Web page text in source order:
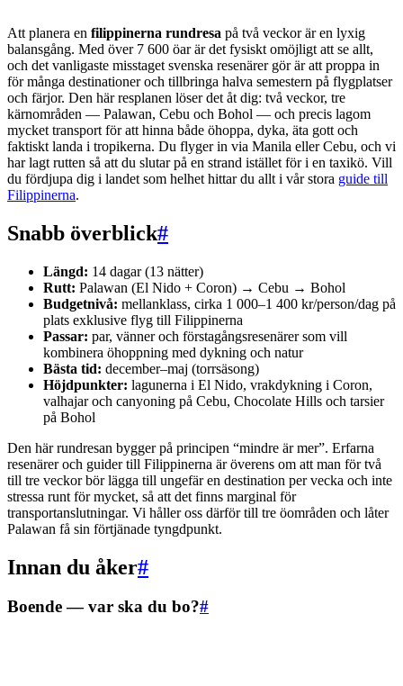
Att planera en filippinerna rundresa på två veckor är en lyxig
balansgång. Med över 7 600 öar är det fysiskt omöjligt att se allt,
och det vanligaste misstaget svenska resenärer gör är att proppa in
för många destinationer och tillbringa halva semestern på flygplatser
och färjor. Den här resplanen löser det åt dig: två veckor, tre
kärnområden — Palawan, Cebu och Bohol — och precis lagom
mycket transport för att hinna både öhoppa, dyka, äta gott och
faktiskt landa i tropikerna. Du flyger in via Manila eller Cebu, och vi
har lagt rutten så att du slutar på en strand istället för i en taxikö. Vill
du fördjupa dig i landet som helhet hittar du allt i vår stora guide till
Filippinerna.
Snabb överblick#
Längd: 14 dagar (13 nätter)
Rutt: Palawan (El Nido + Coron) → Cebu → Bohol
Budgetnivå: mellanklass, cirka 1 000–1 400 kr/person/dag på
plats exklusive flyg till Filippinerna
Passar: par, vänner och förstagångsresenärer som vill
kombinera öhoppning med dykning och natur
Bästa tid: december–maj (torrsäsong)
Höjdpunkter: lagunerna i El Nido, vrakdykning i Coron,
valhajar och canyoning på Cebu, Chocolate Hills och tarsier
på Bohol
Den här rundresan bygger på principen “mindre är mer”. Erfarna
resenärer och guider till Filippinerna är överens om att man för två
till tre veckor bör lägga till ungefär en destination per vecka och inte
stressa runt för mycket, så att det finns marginal för
transportanslutningar. Vi håller oss därför till tre öområden och låter
Palawan få sin förtjänade tyngdpunkt.
Innan du åker#
Boende — var ska du bo?#